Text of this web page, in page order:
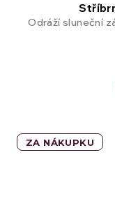
Odráží sluneční
ZA NÁKUPKU